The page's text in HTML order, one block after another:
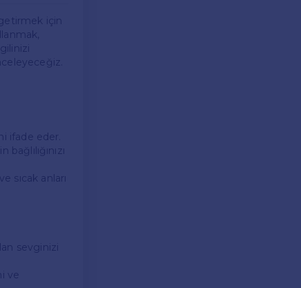
için
ifade eder.
sıcak anları
sevginizi
ve